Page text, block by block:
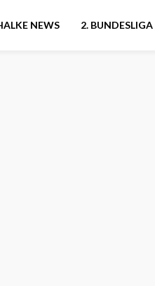
NEWS 2. BUNDESLIGA